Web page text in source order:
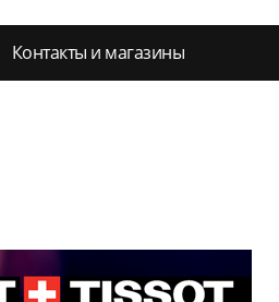
Контакты и магазины